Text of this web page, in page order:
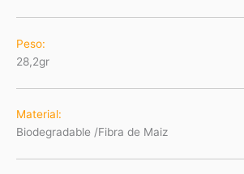
Peso:
28,2gr
Material:
Biodegradable /Fibra de Maiz